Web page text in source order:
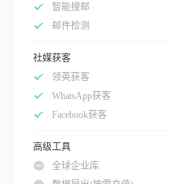
智能搜邮
邮件检测
社媒获客
领英获客
WhatsApp获客
Facebook获客
高级工具
全球企业库